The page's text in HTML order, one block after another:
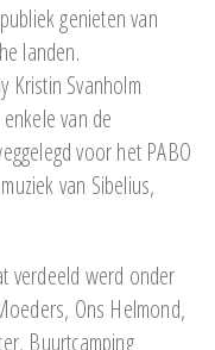
genieten van
landen.
Kristin Svanholm
van de
voor het PABO
van Sibelius,
verdeeld werd onder
Ons Helmond,
Buurtcamping